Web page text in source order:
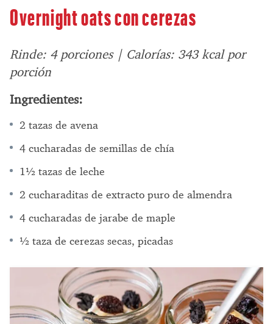
Overnight oats con cerezas
Rinde: 4 porciones | Calorías: 343 kcal por
porción
Ingredientes:
2 tazas de avena
4 cucharadas de semillas de chía
1½ tazas de leche
2 cucharaditas de extracto puro de almendra
4 cucharadas de jarabe de maple
½ taza de cerezas secas, picadas